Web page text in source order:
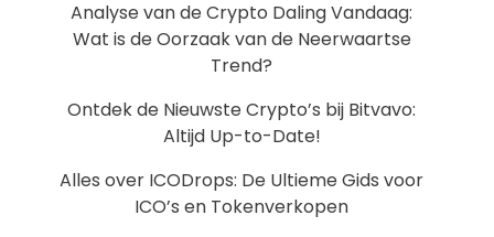
Analyse van de Crypto Daling Vandaag:
Wat is de Oorzaak van de Neerwaartse
Trend?
Ontdek de Nieuwste Crypto’s bij Bitvavo:
Altijd Up-to-Date!
Alles over ICODrops: De Ultieme Gids voor
ICO’s en Tokenverkopen